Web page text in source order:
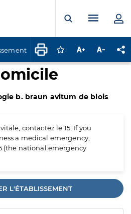
Ouvrir laMenu
Connectez-vous
Augmenter la
b. braun avitum de blois
contactez le 15. If you
a medical emergency,
(the national emergency
L'ÉTABLISSEMENT